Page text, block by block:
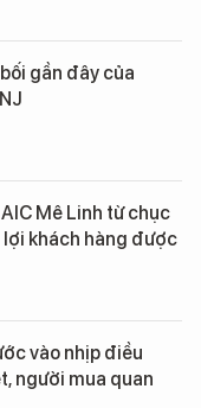
gần đây của
Mê Linh từ chục
khách hàng được
vào nhịp điều
người mua quan